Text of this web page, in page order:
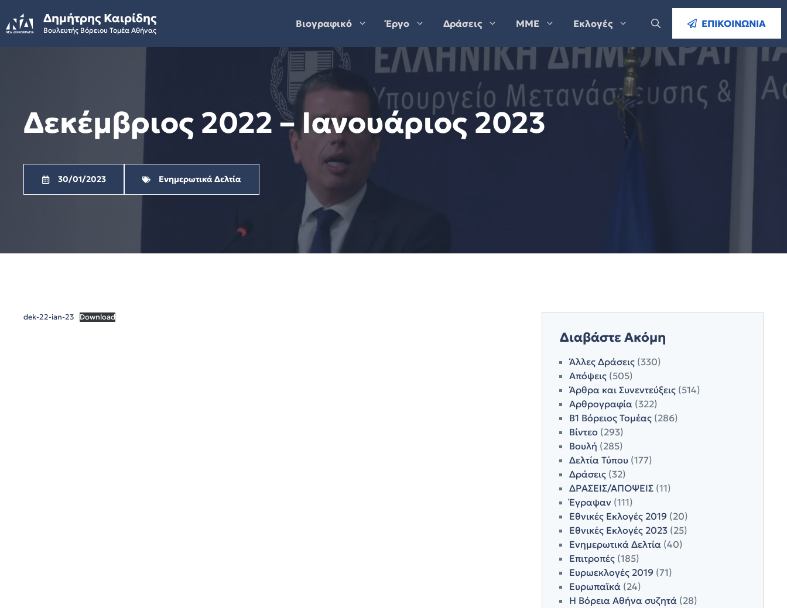
to
content
Δημήτρης Καιρίδης
Βουλευτής Βόρειου Τομέα Αθήνας
Βιογραφικό Έργο Δράσεις ΜΜΕ Εκλογές ΕΠΙΚΟΙΝΩΝΙΑ
Δεκέμβριος 2022 – Ιανουάριος 2023
30/01/2023 Ενημερωτικά Δελτία
dek-22-ian-23 Download
Διαβάστε Ακόμη
Άλλες Δράσεις(330)
Απόψεις(505)
Άρθρα και Συνεντεύξεις(514)
Αρθρογραφία(322)
Β1 Βόρειος Τομέας(286)
Βίντεο (293)
Βουλή (285)
Δελτία Τύπου(177)
Δράσεις(32)
ΔΡΑΣΕΙΣ/ΑΠΟΨΕΙΣ(11)
Έγραψαν (111)
Εθνικές Εκλογές 2019 (20)
Εθνικές Εκλογές 2023(25)
Ενημερωτικά Δελτία(40)
Επιτροπές(185)
Ευρωεκλογές 2019 (71)
Ευρωπαϊκά(24)
Η Βόρεια Αθήνα συζητά(28)